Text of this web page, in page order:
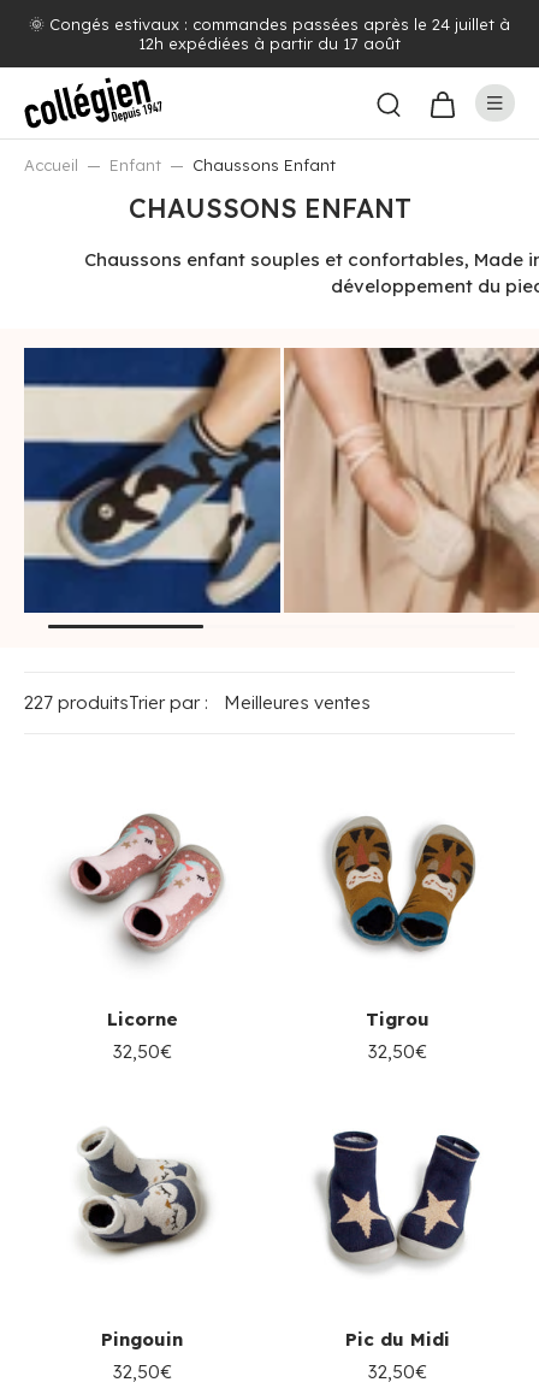
Livraison offerte dès 100€ d'achat (voir pays concernés)
Accueil Enfant Chaussons Enfant
CHAUSSONS ENFANT
Chaussons enfant souples et confortables, Made
développement du
227 produitsTrier par :
Licorne
32,50€
Tigrou
32,50€
Pingouin
32,50€
Pic du Midi
32,50€